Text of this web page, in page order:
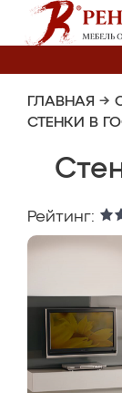
ГЛАВНАЯ →
СТЕНКИ В
Рейтинг: